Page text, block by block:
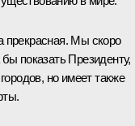
прекрасная. Мы скоро
показать Президенту,
но имеет также